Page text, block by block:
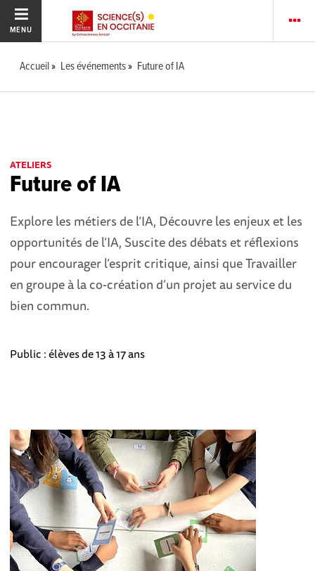
MENU
Accueil Les événements Future of IA
ATELIERS
Future of IA
Explore les métiers de l’IA, Découvre les enjeux et les
opportunités de l’IA, Suscite des débats et réflexions
pour encourager l’esprit critique, ainsi que Travailler
en groupe à la co-création d’un projet au service du
bien commun.
Public : élèves de 13 à 17 ans